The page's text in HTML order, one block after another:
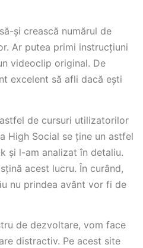
și crească numărul de
Ar putea primi instrucțiuni
videoclip original. De
excelent să afli dacă ești
de cursuri utilizatorilor
High Social se ține un astfel
și l-am analizat în detaliu.
acest lucru. În curând,
nu prindea avânt vor fi de
de dezvoltare, vom face
distractiv. Pe acest site